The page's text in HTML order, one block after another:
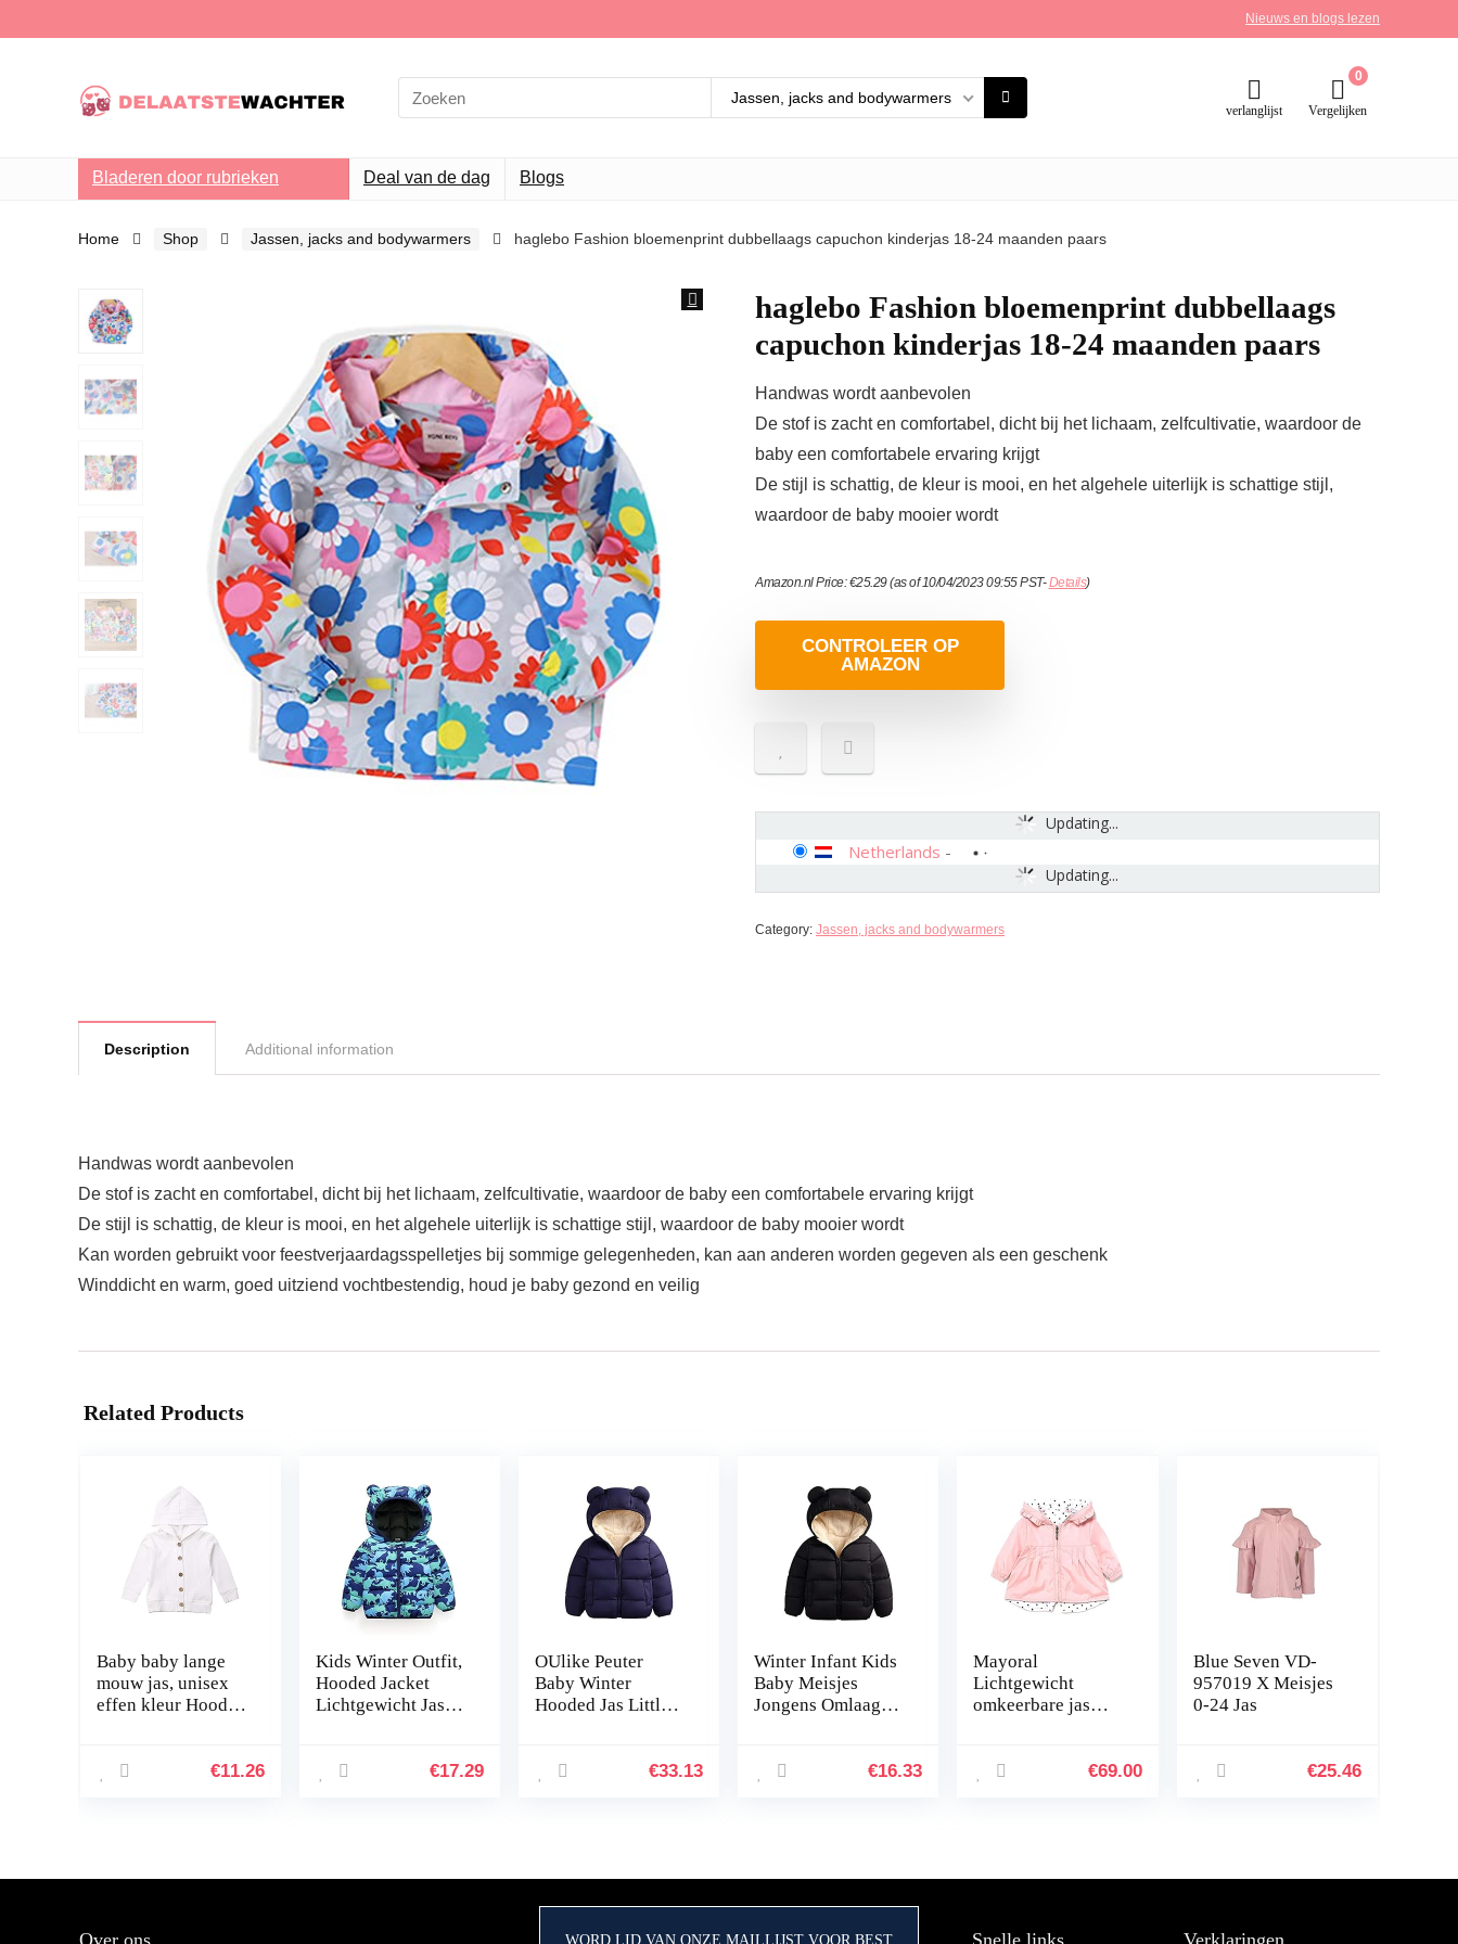
Nieuws en blogs lezen
Search
for:
Jassen, jacks and bodywarmers
verlanglijst
0
Vergelijken
Bladeren door rubrieken Deal van de dag Blogs
Home Shop Jassen, jacks and bodywarmers haglebo Fashion bloemenprint dubbellaags capuchon kinderjas 18-24 maanden paars
haglebo Fashion bloemenprint dubbellaags
capuchon kinderjas 18-24 maanden paars
Handwas wordt aanbevolen
De stof is zacht en comfortabel, dicht bij het lichaam, zelfcultivatie, waardoor de
baby een comfortabele ervaring krijgt
De stijl is schattig, de kleur is mooi, en het algehele uiterlijk is schattige stijl,
waardoor de baby mooier wordt
Amazon.nl Price:€25.29(as of 10/04/2023 09:55 PST-Details)
CONTROLEER OP
AMAZON
Updating...
Updating...
Netherlands -
Category: Jassen, jacks and bodywarmers
Description Additional information
Handwas wordt aanbevolen
De stof is zacht en comfortabel, dicht bij het lichaam, zelfcultivatie, waardoor de baby een comfortabele ervaring krijgt
De stijl is schattig, de kleur is mooi, en het algehele uiterlijk is schattige stijl, waardoor de baby mooier wordt
Kan worden gebruikt voor feestverjaardagsspelletjes bij sommige gelegenheden, kan aan anderen worden gegeven als een geschenk
Winddicht en warm, goed uitziend vochtbestendig, houd je baby gezond en veilig
Related Products
Baby baby lange
mouw jas, unisex
effen kleur Hooded
(wit, 80cm)
€11.26
Kids Winter Outfit,
Hooded Jacket
Lichtgewicht Jas
€17.29
OUlike Peuter
Baby Winter
Hooded Jas Little
Dikke
€33.13
Winter Infant Kids
Baby Meisjes
Jongens Omlaag
Mouw Rits Effen
€16.33
Mayoral
Lichtgewicht
omkeerbare jas
€69.00
Blue Seven VD-
957019 X Meisjes
0-24 Jas
€25.46
Over ons WORD LID VAN ONZE MAILLIJST VOOR BEST Snelle links Verklaringen